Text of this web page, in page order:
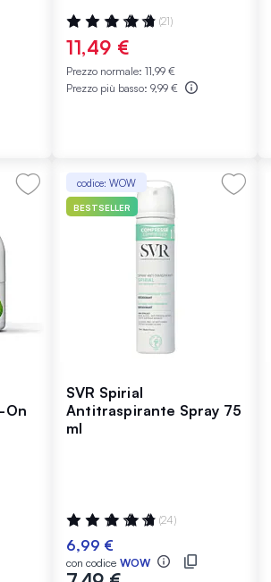
Valutazione:
98%
(21)
11,49 €
Prezzo normale: 11,99 €
Prezzo più basso: 9,99 €
On
codice: WOW
BESTSELLER
SVR Spirial
Antitraspirante Spray 75
ml
Valutazione:
98%
(24)
6,99 €
con codice WOW